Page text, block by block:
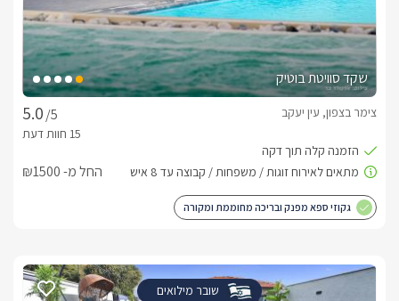
שקד סוויטת בוטיק
/5
צימר בצפון, עין יעקב
החל מ- ₪1500
גקוזי ספא מפנק ובריכה מחוממת ומקורה
שובר מילואים